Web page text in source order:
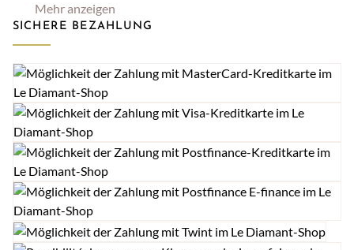
Mehr anzeigen
SICHERE BEZAHLUNG